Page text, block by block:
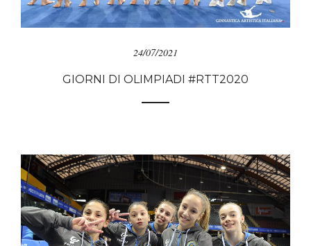
24/07/2021
GIORNI DI OLIMPIADI #RTT2020